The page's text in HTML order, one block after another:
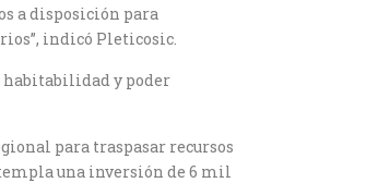
a disposición para
indicó Pleticosic.
y poder
para traspasar recursos
una inversión de 6 mil